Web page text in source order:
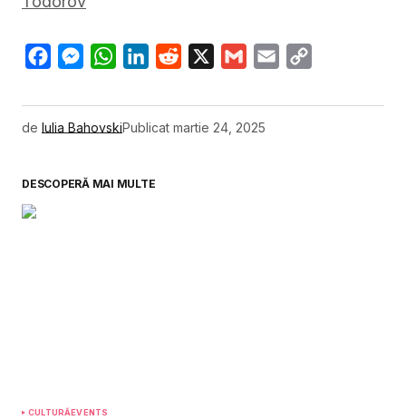
FacebookMessenger
WhatsAppLinkedIn
Reddit Gmail Email
de Iulia BahovskiPublicat martie 24, 2025
DESCOPERĂ MAI MULTE
CULTURĂEVENTS